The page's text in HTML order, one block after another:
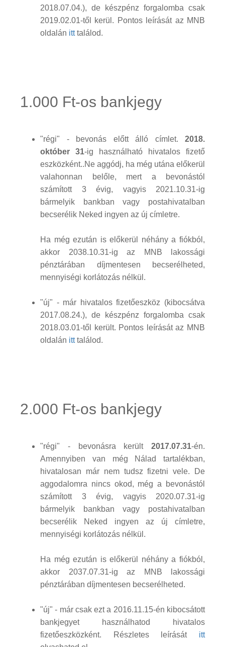
2018.07.04.), de készpénz forgalomba csak
2019.02.01-től kerül. Pontos leírását az MNB
oldalán itttalálod.
1.000 Ft-os bankjegy
"régi" - bevonás előtt álló címlet. 2018.
október 31-ig használható hivatalos fizető
eszközként..Ne aggódj, ha még utána előkerül
valahonnan belőle, mert a bevonástól
számított 3 évig, vagyis 2021.10.31-ig
bármelyik bankban vagy postahivatalban
becserélik Neked ingyen az új címletre.
Ha még ezután is előkerül néhány a fiókból,
akkor 2038.10.31-ig az MNB lakossági
pénztárában díjmentesen becserélheted,
mennyiségi korlátozás nélkül.
"új" - már hivatalos fizetőeszköz (kibocsátva
2017.08.24.), de készpénz forgalomba csak
2018.03.01-től került. Pontos leírását az MNB
oldalán itttalálod.
2.000 Ft-os bankjegy
"régi" - bevonásra került 2017.07.31-én.
Amennyiben van még Nálad tartalékban,
hivatalosan már nem tudsz fizetni vele. De
aggodalomra nincs okod, még a bevonástól
számított 3 évig, vagyis 2020.07.31-ig
bármelyik bankban vagy postahivatalban
becserélik Neked ingyen az új címletre,
mennyiségi korlátozás nélkül.
Ha még ezután is előkerül néhány a fiókból,
akkor 2037.07.31-ig az MNB lakossági
pénztárában díjmentesen becserélheted.
"új" - már csak ezt a 2016.11.15-én kibocsátott
bankjegyet használhatod hivatalos
fizetőeszközként. Részletes leírását itt